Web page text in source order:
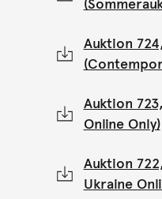
Auktion
Auktion
Online Only)
Auktion
Ukraine